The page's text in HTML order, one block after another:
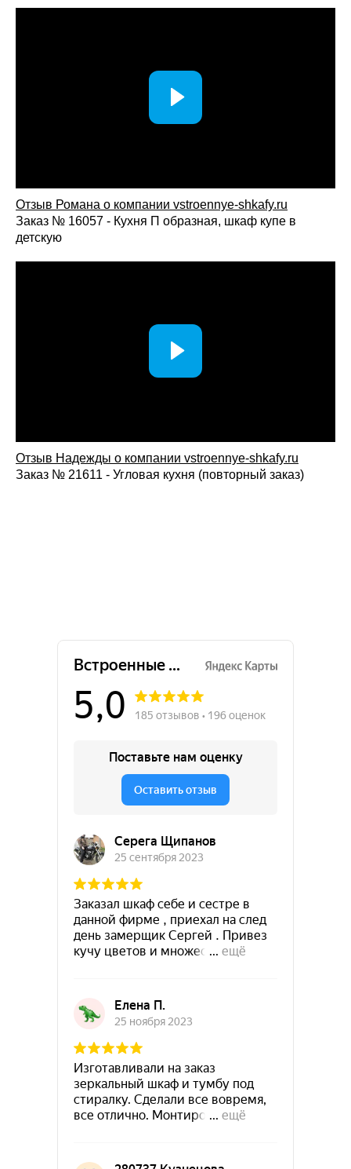
Отзыв Романа о компании vstroennye-shkafy.ru
Заказ № 16057 - Кухня П образная, шкаф купе в
детскую
Отзыв Надежды о компании vstroennye-shkafy.ru
Заказ № 21611 - Угловая кухня (повторный заказ)